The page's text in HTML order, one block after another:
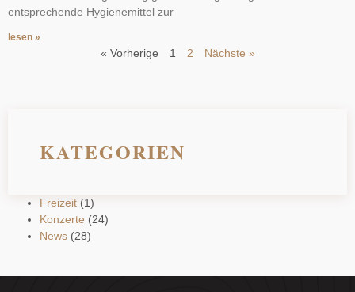
entsprechende Hygienemittel zur
lesen »
« Vorherige 1 2 Nächste »
KATEGORIEN
Freizeit (1)
Konzerte (24)
News (28)